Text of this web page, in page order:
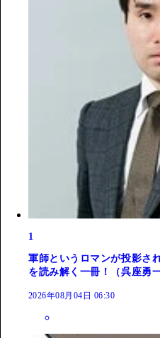
1
軍師というロマンが投影さ
を読み解く一冊！（呉座勇
2026年08月04日 06:30